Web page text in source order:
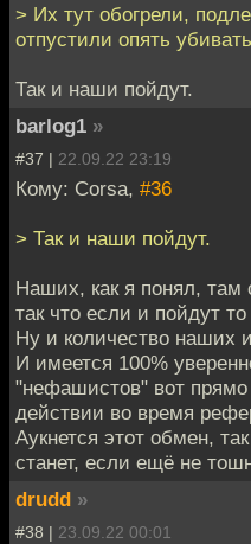
> Их тут обогрели,
отпустили опять
Так и наши пойдут.
barlog1 »
#37 | 22.09.22 23:19
Кому: Corsa, #36
> Так и наши пойдут.
Наших, как я понял, там
так что если и пойдут
Ну и количество наших
И имеется 100%
"нефашистов" вот
действии во время
Аукнется этот обмен,
станет, если ещё не
drudd »
#38 | 23.09.22 00:01